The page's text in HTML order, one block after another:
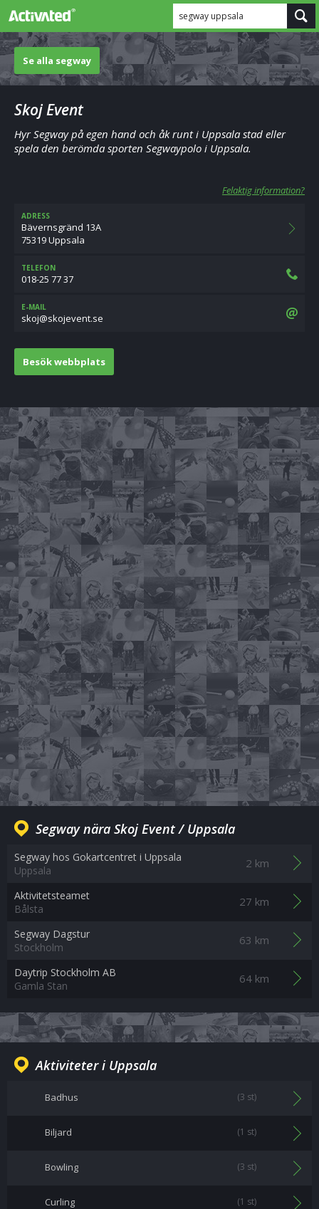
segway uppsala
Se alla segway
Skoj Event
Hyr Segway på egen hand och åk runt i Uppsala stad eller
spela den berömda sporten Segwaypolo i Uppsala.
Felaktig information?
ADRESS
Bävernsgränd 13A
75319 Uppsala
TELEFON
018-25 77 37
E-MAIL
es.tnevejoks@joks
Besök webbplats
Segway nära Skoj Event / Uppsala
Segway hos Gokartcentret i Uppsala
Uppsala
2 km
Aktivitetsteamet
Bålsta
27 km
Segway Dagstur
Stockholm
63 km
Daytrip Stockholm AB
Gamla Stan
64 km
Aktiviteter i Uppsala
Badhus (3 st)
Biljard (1 st)
Bowling (3 st)
Curling (1 st)